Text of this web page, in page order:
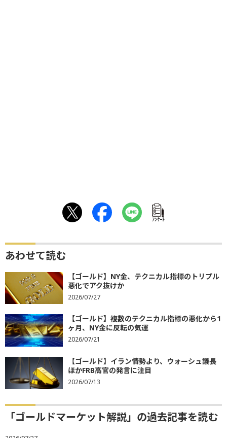
ｱﾝｹｰﾄ
あわせて読む
【ゴールド】NY金、テクニカル指標のトリプル
悪化でアク抜けか
2026/07/27
【ゴールド】複数のテクニカル指標の悪化から1
ヶ月、NY金に反転の気運
2026/07/21
【ゴールド】イラン情勢より、ウォーシュ議長
ほかFRB高官の発言に注目
2026/07/13
「ゴールドマーケット解説」の過去記事を読む